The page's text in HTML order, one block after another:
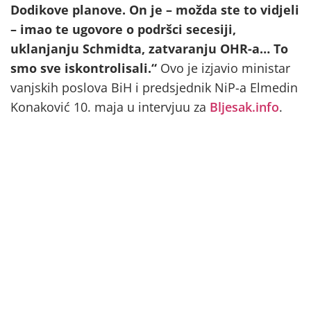
Dodikove planove. On je – možda ste to vidjeli
– imao te ugovore o podršci secesiji,
uklanjanju Schmidta, zatvaranju OHR-a… To
smo sve iskontrolisali.“ Ovo je izjavio ministar
vanjskih poslova BiH i predsjednik NiP-a Elmedin
Konaković 10. maja u intervjuu za Bljesak.info.